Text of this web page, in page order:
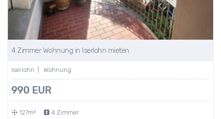
4 Zimmer Wohnung in Iserlohn mieten
Iserlohn | Wohnung
990 EUR
127m² 4 Zimmer